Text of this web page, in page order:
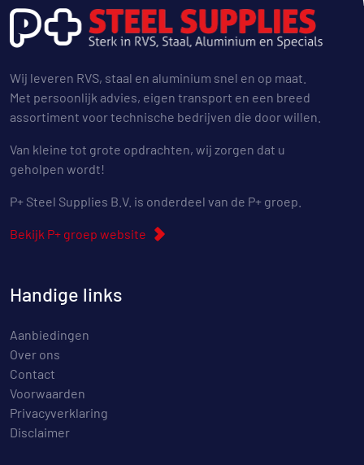
Wij leveren RVS, staal en aluminium snel en op maat.
Met persoonlijk advies, eigen transport en een breed
assortiment voor technische bedrijven die door willen.
Van kleine tot grote opdrachten, wij zorgen dat u
geholpen wordt!
P+ Steel Supplies B.V. is onderdeel van de P+ groep.
Bekijk P+ groep website
Handige links
Aanbiedingen
Over ons
Contact
Voorwaarden
Privacyverklaring
Disclaimer